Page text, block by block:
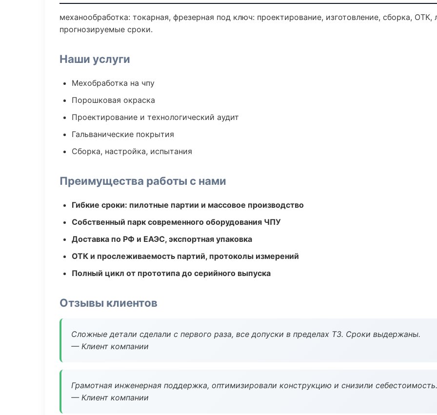
механообработка: токарная, фрезерная под ключ: проектирование, изготовление, сборка,
прогнозируемые сроки.
Наши услуги
Мехобработка на чпу
Порошковая окраска
Проектирование и технологический аудит
Гальванические покрытия
Сборка, настройка, испытания
Преимущества работы с нами
Гибкие сроки: пилотные партии и массовое производство
Собственный парк современного оборудования ЧПУ
Доставка по РФ и ЕАЭС, экспортная упаковка
ОТК и прослеживаемость партий, протоколы измерений
Полный цикл от прототипа до серийного выпуска
Отзывы клиентов
Сложные детали сделали с первого раза, все допуски в пределах ТЗ. Сроки выдержаны.
— Клиент компании
Грамотная инженерная поддержка, оптимизировали конструкцию и снизили себестоимость.
— Клиент компании